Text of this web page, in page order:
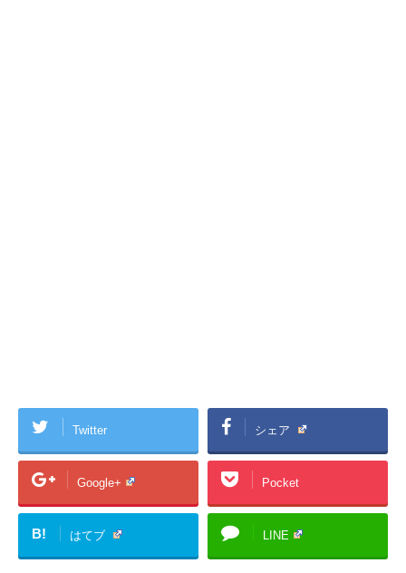
Twitter シェア
Google+ Pocket
B! はてブ LINE